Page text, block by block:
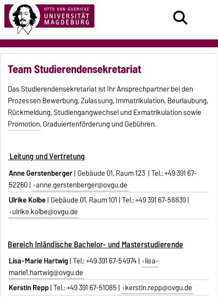
Team Studierendensekretariat
Das Studierendensekretariat ist Ihr Ansprechpartner bei den
Prozessen Bewerbung, Zulassung, Immatrikulation, Beurlaubung,
Rückmeldung, Studiengangwechsel und Exmatrikulation sowie
Promotion, Graduiertenförderung und Gebühren.
Leitung und Vertretung
Anne Gerstenberger| Gebäude 01, Raum 123 | Tel.: +49 391 67-
52260 | anne.gerstenberger@ovgu.de
Ulrike Kolbe| Gebäude 01, Raum 101 | Tel.: +49 391 67-58839 |
ulrike.kolbe@ovgu.de
Bereich Inländische Bachelor- und Masterstudierende
Lisa-Marie Hartwig| Tel.: +49 391 67-54974 | lisa-
marie1.hartwig@ovgu.de
Kerstin Repp| Tel.: +49 391 67-51085 | kerstin.repp@ovgu.de